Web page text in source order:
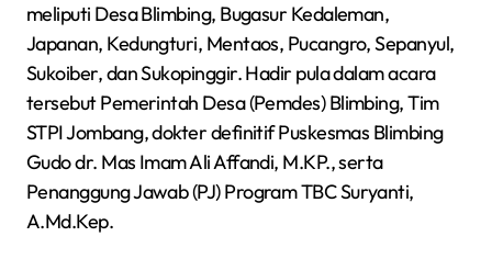
meliputi Desa Blimbing, Bugasur Kedaleman,
Japanan, Kedungturi, Mentaos, Pucangro, Sepanyul,
Sukoiber, dan Sukopinggir. Hadir pula dalam acara
tersebut Pemerintah Desa (Pemdes) Blimbing, Tim
STPI Jombang, dokter definitif Puskesmas Blimbing
Gudo dr. Mas Imam Ali Affandi, M.KP., serta
Penanggung Jawab (PJ) Program TBC Suryanti,
A.Md.Kep.